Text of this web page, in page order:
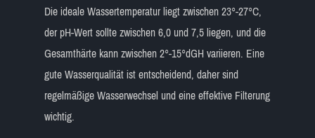
Die ideale Wassertemperatur liegt zwischen 23°-27°C,
der pH-Wert sollte zwischen 6,0 und 7,5 liegen, und die
Gesamthärte kann zwischen 2°-15°dGH variieren. Eine
gute Wasserqualität ist entscheidend, daher sind
regelmäßige Wasserwechsel und eine effektive Filterung
wichtig.